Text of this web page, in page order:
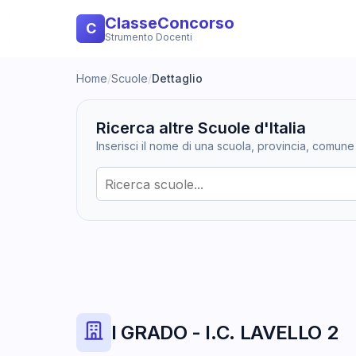
C ClasseConcorso
Strumento Docenti
Home/Scuole/Dettaglio
Ricerca altre Scuole d'Italia
Inserisci il nome di una scuola, provincia,
I GRADO - I.C. LAVELLO 2